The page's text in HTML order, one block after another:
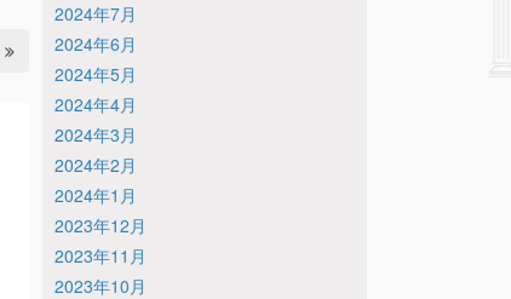
2024年7月
2024年6月
2024年5月
2024年4月
2024年3月
2024年2月
2024年1月
2023年12月
2023年11月
2023年10月